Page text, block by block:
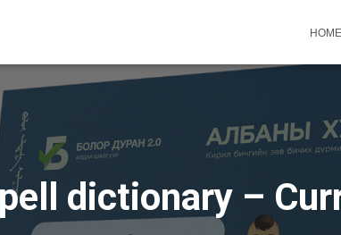
HOME
dictionary –